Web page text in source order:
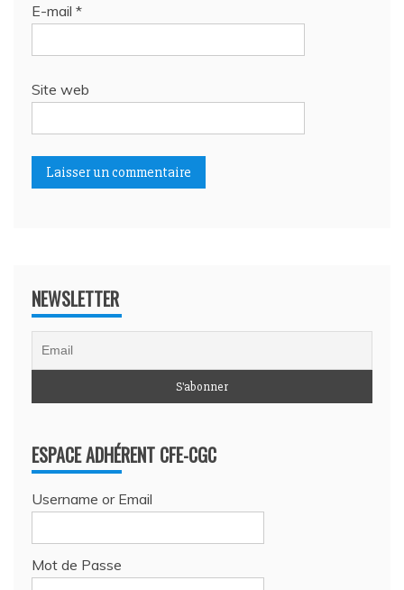
E-mail *
Site web
NEWSLETTER
ESPACE ADHÉRENT CFE-CGC
Username or Email
Mot de Passe